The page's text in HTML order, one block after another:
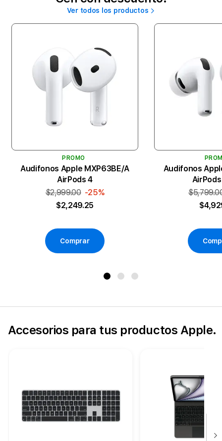
Ver todos los productos
PROMO
Audifonos Apple MXP63BE/A
AirPods 4
$2,999.00 -25%
$2,249.25
Comprar
Audifonos
Accesorios para tus productos Apple.